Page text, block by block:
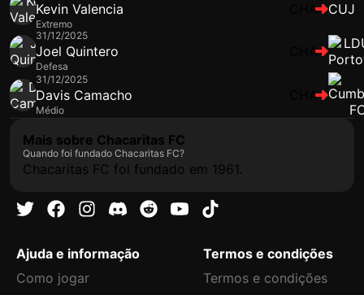
Kevin Valencia
Extremo
CHA CUJ
31/12/2025
Joel Quintero
Defesa
CHA
31/12/2025
Davis Camacho
Médio
CHA
Mais sobre Chacaritas FC
Quando foi fundado Chacaritas FC?
Chacaritas FC foi fundado em 1961.
Ajuda e informação
Como jogar
Termos e condições
Termos e condições